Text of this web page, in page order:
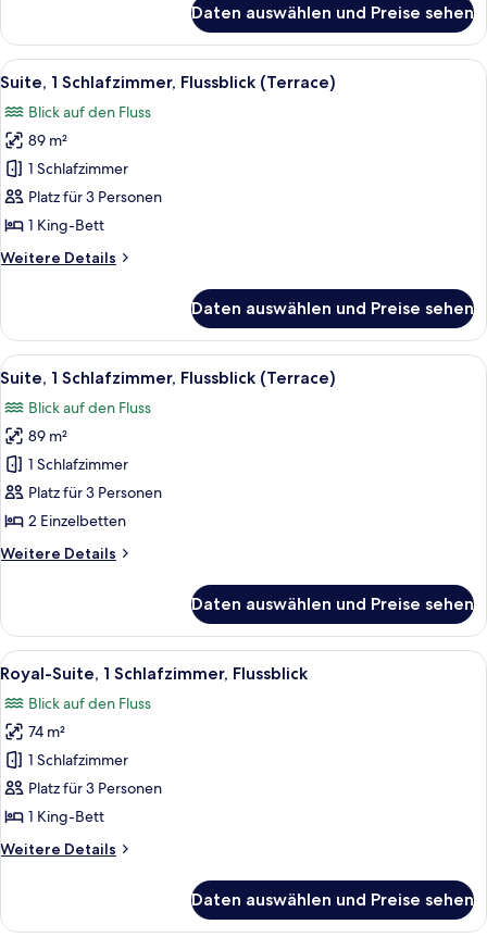
1
Schlafzimmer,
Flussblick
Daten auswählen und Preise sehen
Alle
Fotos
für
Suite,
Schlafzimmer,
Flussblick
anzeigen
Ein Hotelzimmer mit Balkonblick,
15
Suite, 1 Schlafzimmer, Flussblick (Terrace)
Blick auf den Fluss
89 m²
1 Schlafzimmer
Platz für 3 Personen
1 King-Bett
Weitere Details
Weitere
1
Schlafzimmer,
Flussblick
Daten auswählen und Preise sehen
Alle
Fotos
für
Suite,
Schlafzimmer,
Flussblick
anzeigen
Ein Hotelzimmer mit einem großen
15
Suite, 1 Schlafzimmer, Flussblick (Terrace)
Blick auf den Fluss
89 m²
1 Schlafzimmer
Platz für 3 Personen
2 Einzelbetten
Weitere Details
Weitere
1
Schlafzimmer,
Flussblick
(Terrace)
Daten auswählen und Preise sehen
Alle
Fotos
für
Royal-
Suite,
1
Schlafzimmer,
anzeigen
Ein Hotelzimmer mit einem großen
7
Royal-Suite, 1 Schlafzimmer, Flussblick
Blick auf den Fluss
74 m²
1 Schlafzimmer
Platz für 3 Personen
1 King-Bett
Weitere Details
Weitere
Suite,
Daten auswählen und Preise sehen